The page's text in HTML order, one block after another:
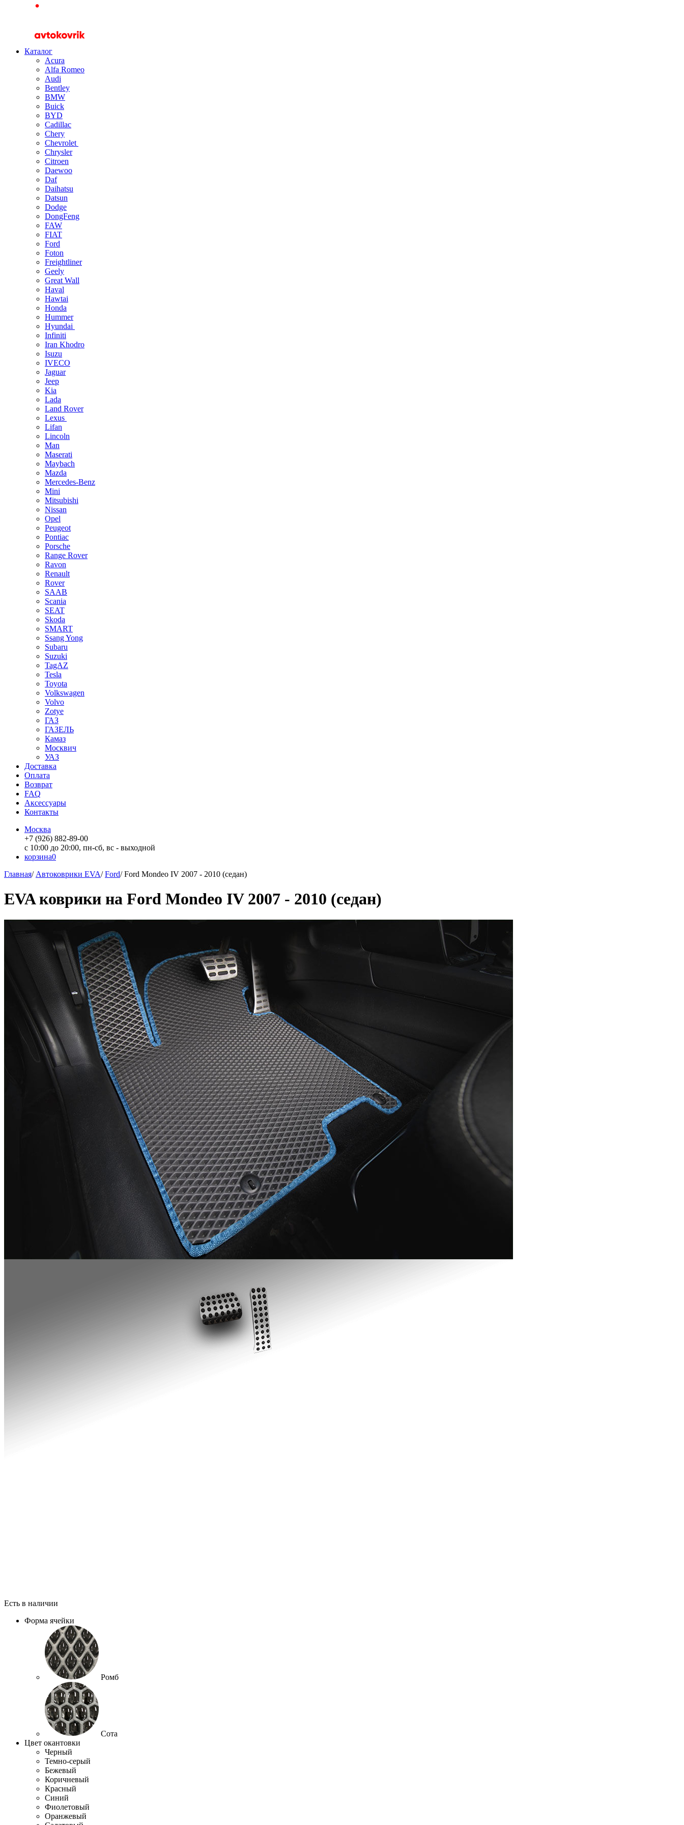
Каталог
Acura
Alfa Romeo
Audi
Bentley
BMW
Buick
BYD
Cadillac
Chery
Chevrolet
Chrysler
Citroen
Daewoo
Daf
Daihatsu
Datsun
Dodge
DongFeng
FAW
FIAT
Ford
Foton
Freightliner
Geely
Great Wall
Haval
Hawtai
Honda
Hummer
Hyundai
Infiniti
Iran Khodro
Isuzu
IVECO
Jaguar
Jeep
Kia
Lada
Land Rover
Lexus
Lifan
Lincoln
Man
Maserati
Maybach
Mazda
Mercedes-Benz
Mini
Mitsubishi
Nissan
Opel
Peugeot
Pontiac
Porsche
Range Rover
Ravon
Renault
Rover
SAAB
Scania
SEAT
Skoda
SMART
Ssang Yong
Subaru
Suzuki
TagAZ
Tesla
Toyota
Volkswagen
Volvo
Zotye
ГАЗ
ГАЗЕЛЬ
Камаз
Москвич
УАЗ
Доставка
Оплата
Возврат
FAQ
Аксессуары
Контакты
Москва
+7 (926) 882-89-00
с 10:00 до 20:00, пн-сб, вс - выходной
корзина0
Главная/ Автоковрики EVA/Ford/Ford Mondeo IV 2007 - 2010 (седан)
EVA коврики на Ford Mondeo IV 2007 - 2010 (седан)
Есть в наличии
Форма ячейки
Ромб
Сота
Цвет окантовки
Черный
Темно-серый
Бежевый
Коричневый
Красный
Синий
Фиолетовый
Оранжевый